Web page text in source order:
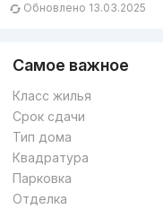
Обновлено 13.03.2025
Самое важное
Класс жилья
Срок сдачи
Тип дома
Квадратура
Парковка
Отделка